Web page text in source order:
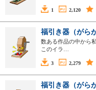
1 2,120
福引き器（がら
数ある作品の中から
このイラ…
3 2,279
福引き器（がら